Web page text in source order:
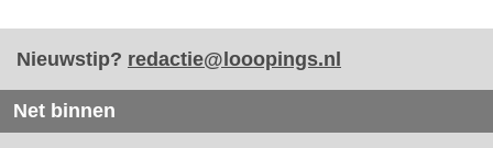
Nieuwstip? redactie@looopings.nl
Net binnen